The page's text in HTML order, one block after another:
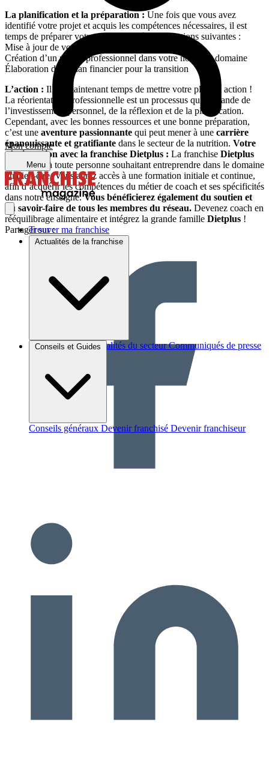
Mon compte
Menu
Trouver ma franchise
Actualités de la franchise
Brèves et actus Actualités du secteur Communiqués de presse
Conseils et Guides
Conseils généraux Devenir franchisé Devenir franchiseur
La planification et la préparation : Une fois que vous avez
identifié votre projet et acquis les compétences nécessaires, il est
temps de préparer votre transition grâce aux actions suivantes :
Mise à jour de votre CV
Création d’un réseau professionnel dans votre nouveau domaine
Élaboration d’un plan financier pour la transition
L’action : Il est maintenant temps de mettre votre plan en action !
La réorientation professionnelle est un processus qui demande de
l’investissement personnel, de la réflexion et de la planification.
Cependant, avec les bonnes ressources et une bonne préparation,
c’est une aventure passionnante qui peut mener à une carrière
épanouissante et gratifiante dans le secteur de la nutrition. Votre
réorientation avec la franchise Dietplus : La franchise Dietplus
est ouverte à toute personne souhaitant entreprendre dans le domaine
du bien-être. Vous aurez accès à une formation initiale et continue,
afin d’acquérir les compétences du métier de coach et ses spécificités
dans notre enseigne.Vous bénéficierez également du soutien et
du savoir-faire de tous les membres du réseau. Devenez coach en
rééquilibrage alimentaire et intégrez la grande famille Dietplus !
Partager sur :